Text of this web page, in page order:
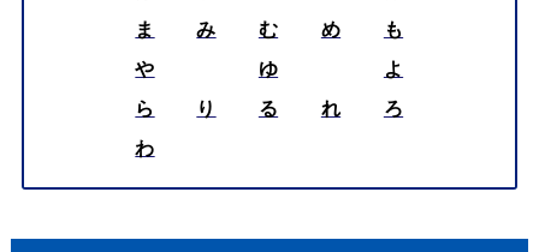
ま
み む め
も
や
ゆ
よ
ら
り る れ
ろ
わ